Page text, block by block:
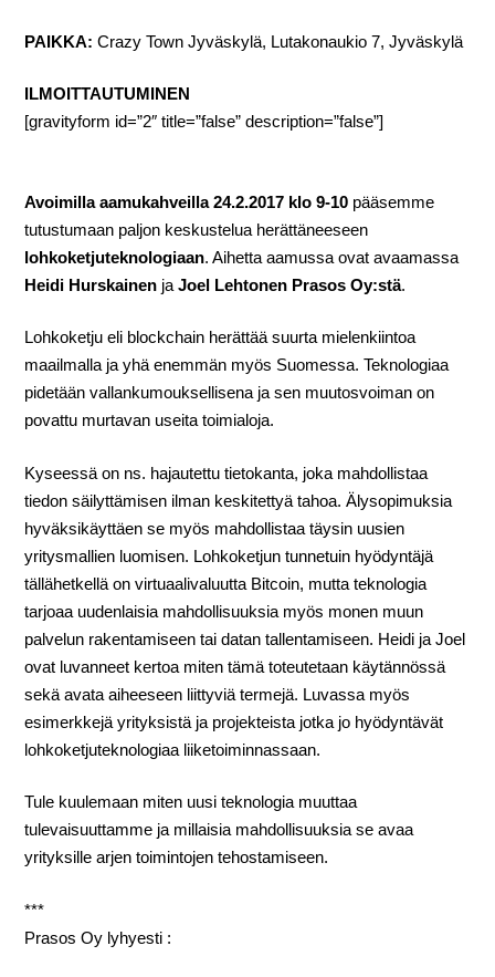
PAIKKA:Crazy Town Jyväskylä, Lutakonaukio 7, Jyväskylä
ILMOITTAUTUMINEN
[gravityform id=”2″ title=”false” description=”false”]
Avoimilla aamukahveilla 24.2.2017 klo 9-10 pääsemme
tutustumaan paljon keskustelua herättäneeseen
lohkoketjuteknologiaan. Aihetta aamussa ovat avaamassa
Heidi Hurskainen ja Joel Lehtonen Prasos Oy:stä.
Lohkoketju eli blockchain herättää suurta mielenkiintoa
maailmalla ja yhä enemmän myös Suomessa. Teknologiaa
pidetään vallankumouksellisena ja sen muutosvoiman on
povattu murtavan useita toimialoja.
Kyseessä on ns. hajautettu tietokanta, joka mahdollistaa
tiedon säilyttämisen ilman keskitettyä tahoa. Älysopimuksia
hyväksikäyttäen se myös mahdollistaa täysin uusien
yritysmallien luomisen. Lohkoketjun tunnetuin hyödyntäjä
tällähetkellä on virtuaalivaluutta Bitcoin, mutta teknologia
tarjoaa uudenlaisia mahdollisuuksia myös monen muun
palvelun rakentamiseen tai datan tallentamiseen. Heidi ja Joel
ovat luvanneet kertoa miten tämä toteutetaan käytännössä
sekä avata aiheeseen liittyviä termejä. Luvassa myös
esimerkkejä yrityksistä ja projekteista jotka jo hyödyntävät
lohkoketjuteknologiaa liiketoiminnassaan.
Tule kuulemaan miten uusi teknologia muuttaa
tulevaisuuttamme ja millaisia mahdollisuuksia se avaa
yrityksille arjen toimintojen tehostamiseen.
***
Prasos Oy lyhyesti :